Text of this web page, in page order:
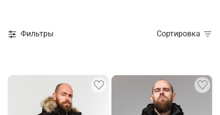
Фильтры Сортировка